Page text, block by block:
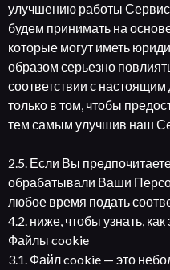
улучшению работы
будем принимать на
которые могут иметь
образом серьезно
соответствии с
только в том, чтобы
тем самым улучшив наш
2.5. Если Вы
обрабатывали Ваши
любое время подать
4.2. ниже, чтобы узнать, как
Файлы cookie
3.1. Файл cookie — это